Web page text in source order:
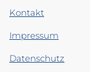
Kontakt
Impressum
Datenschutz